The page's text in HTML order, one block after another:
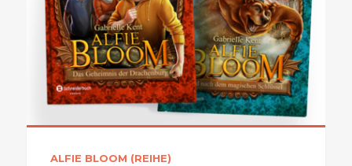
ALFIE BLOOM (REIHE)